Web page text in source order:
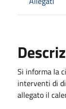
Si informa la
interventi di
allegato il